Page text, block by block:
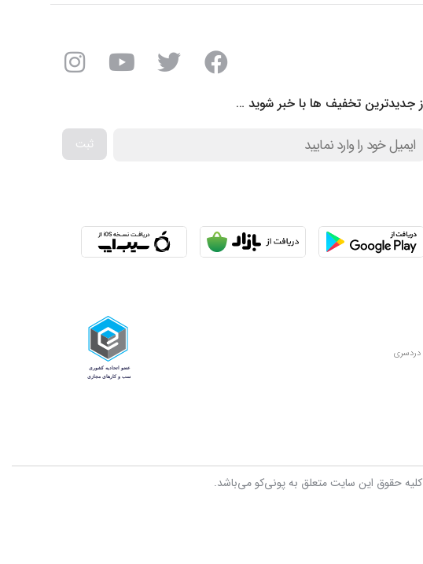
جدیدترین تخفیف ها با خبر شوید …
دردسری
کلیه حقوق این سایت متعلق به پونی‌کو می‌باشد.